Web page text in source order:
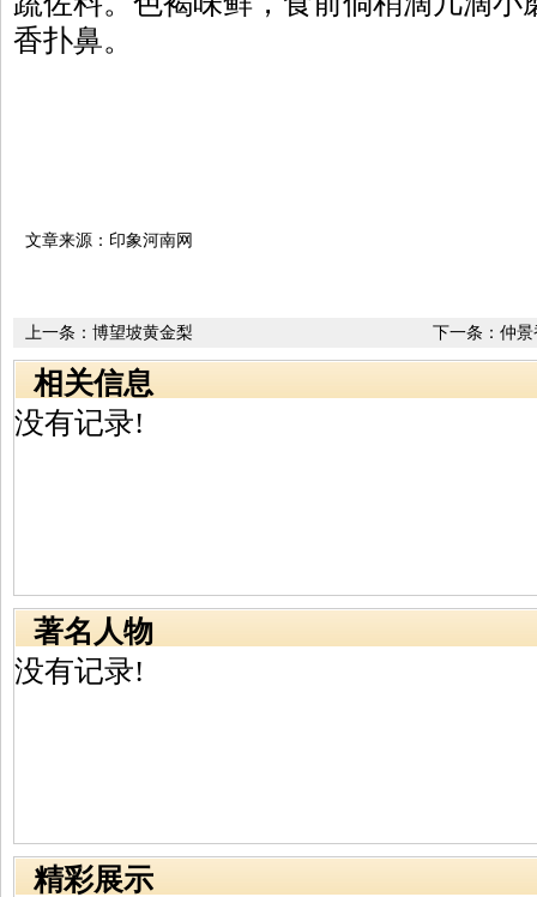
香扑鼻。
文章来源：印象河南网
下一条： 仲景
上一条： 博望坡黄金梨
相关信息
没有记录!
著名人物
没有记录!
精彩展示